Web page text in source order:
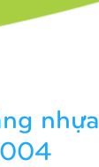
nhựa